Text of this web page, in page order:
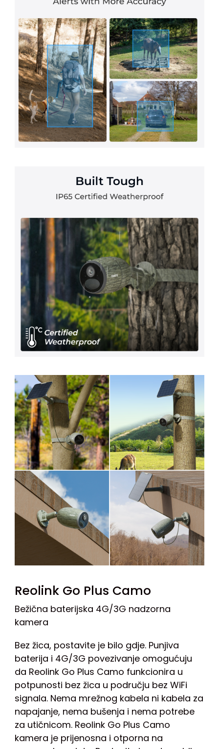
Reolink Go Plus Camo
Bežična baterijska 4G/3G nadzorna
kamera
Bez žica, postavite je bilo gdje. Punjiva
baterija i 4G/3G povezivanje omogućuju
da Reolink Go Plus Camo funkcionira u
potpunosti bez žica u području bez WiFi
signala. Nema mrežnog kabela ni kabela za
napajanje, nema bušenja i nema potrebe
za utičnicom. Reolink Go Plus Camo
kamera je prijenosna i otporna na